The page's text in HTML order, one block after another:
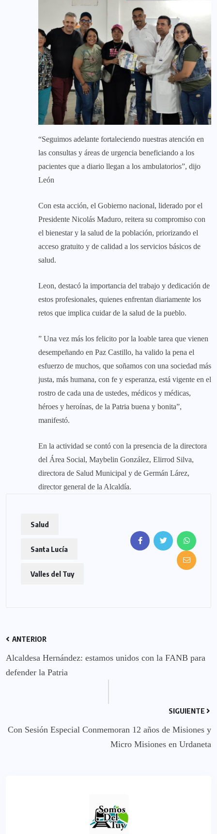
“Seguimos adelante fortaleciendo nuestras atención en
las consultas y áreas de urgencia beneficiando a los
pacientes que a diario llegan a los ambulatorios”, dijo
León
Con esta acción, el Gobierno nacional, liderado por el
Presidente Nicolás Maduro, reitera su compromiso con
el bienestar y la salud de la población, priorizando el
acceso gratuito y de calidad a los servicios básicos de
salud.
Leon, destacó la importancia del trabajo y dedicación de
estos profesionales, quienes enfrentan diariamente los
retos que implica cuidar de la salud de la pueblo.
” Una vez más los felicito por la loable tarea que vienen
desempeñando en Paz Castillo, ha valido la pena el
esfuerzo de muchos, que soñamos con una sociedad más
justa, más humana, con fe y esperanza, está vigente en el
rostro de cada una de ustedes, médicos y médicas,
héroes y heroínas, de la Patria buena y bonita”,
manifestó.
En la actividad se contó con la presencia de la directora
del Área Social, Maybelin González, Elirrod Silva,
directora de Salud Municipal y de Germán Lárez,
director general de la Alcaldía.
Salud
Santa Lucía
Valles del Tuy
ANTERIOR
Alcaldesa Hernández: estamos unidos con la FANB para
defender la Patria
SIGUIENTE
Con Sesión Especial Conmemoran 12 años de Misiones y
Micro Misiones en Urdaneta